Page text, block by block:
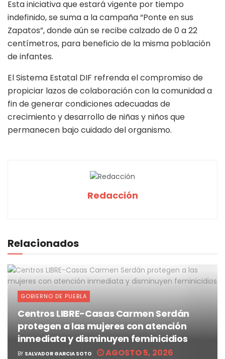
Esta iniciativa que estará vigente por tiempo
indefinido, se suma a la campaña “Ponte en sus
Zapatos”, donde aún se recibe calzado de 0 a 22
centímetros, para beneficio de la misma población
de infantes.
El Sistema Estatal DIF refrenda el compromiso de
propiciar lazos de colaboración con la comunidad a
fin de generar condiciones adecuadas de
crecimiento y desarrollo de niñas y niños que
permanecen bajo cuidado del organismo.
Redacción
Relacionados
GOBIERNO DE PUEBLA
Centros LIBRE-Casas Carmen Serdán
protegen a las mujeres con atención
inmediata y disminuyen feminicidios
BY SALVADOR GARCIA SOTO AGOSTO 5, 2026